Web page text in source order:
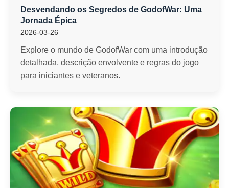
Desvendando os Segredos de GodofWar: Uma
Jornada Épica
2026-03-26
Explore o mundo de GodofWar com uma introdução
detalhada, descrição envolvente e regras do jogo
para iniciantes e veteranos.